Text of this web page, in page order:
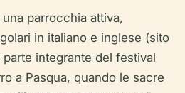
parrocchia attiva,
in italiano e inglese (sito
integrante del festival
a Pasqua, quando le sacre